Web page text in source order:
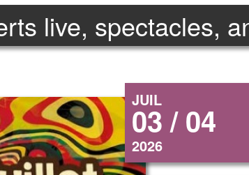
live, spectacles,
JUIL
03 / 04
2026